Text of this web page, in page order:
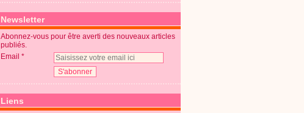
Newsletter
Abonnez-vous pour être averti des nouveaux articles
publiés.
Email
Liens